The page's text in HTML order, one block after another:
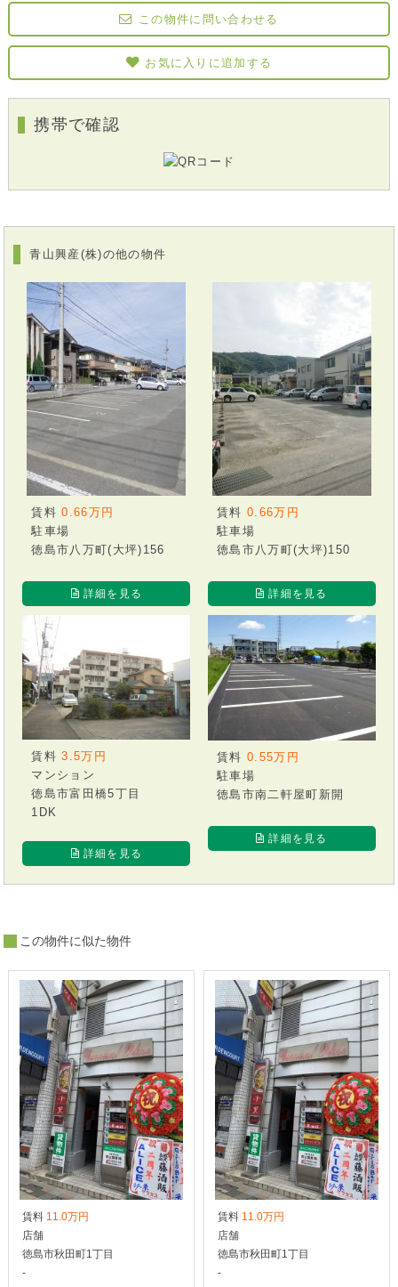
この物件に問い合わせる
お気に入りに追加する
携帯で確認
青山興産(株)の他の物件
賃料0.66万円
駐車場
徳島市八万町(大坪)156
詳細を見る
賃料 0.66万円
駐車場
徳島市八万町(大坪)150
詳細を見る
賃料3.5万円
マンション
徳島市富田橋5丁目
1DK
詳細を見る
賃料 0.55万円
駐車場
徳島市南二軒屋町新開
詳細を見る
この物件に似た物件
賃料 11.0万円
店舗
徳島市秋田町1丁目
-
賃料 11.0万円
店舗
徳島市秋田町1丁目
-